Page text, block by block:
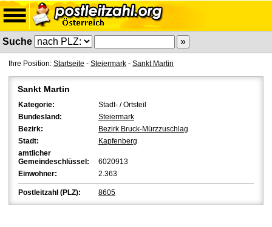
Suche
Ihre Position: Startseite - Steiermark - Sankt Martin
Sankt Martin
Kategorie:
Stadt- / Ortsteil
Bundesland:
Steiermark
Bezirk:
Bezirk Bruck-Mürzzuschlag
Stadt:
Kapfenberg
amtlicher
Gemeindeschlüssel:
6020913
Einwohner:
2.363
Postleitzahl (PLZ): 8605